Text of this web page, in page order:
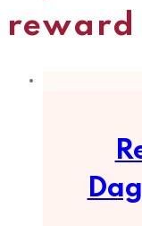
reward